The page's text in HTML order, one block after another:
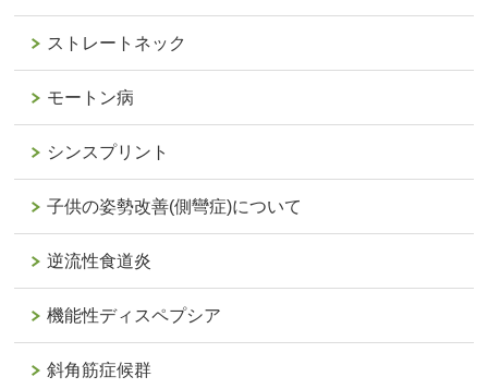
ストレートネック
モートン病
シンスプリント
子供の姿勢改善(側彎症)について
逆流性食道炎
機能性ディスペプシア
斜角筋症候群